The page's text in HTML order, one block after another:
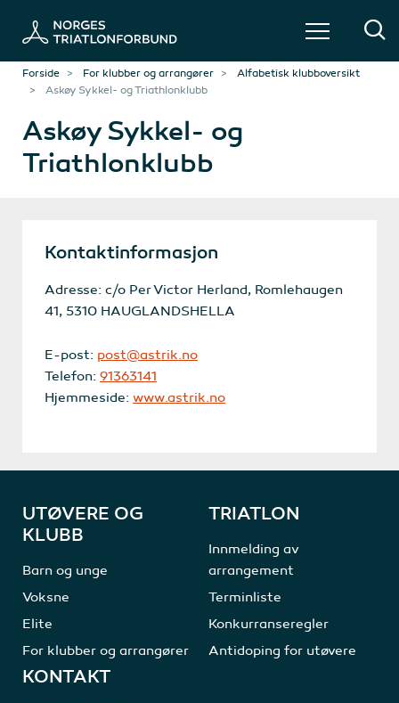
Forside For klubber og arrangører
Alfabetisk klubboversikt
Askøy Sykkel- og Triathlonklubb
Askøy Sykkel- og
Triathlonklubb
Kontaktinformasjon
Adresse: c/o Per Victor Herland, Romlehaugen
41, 5310 HAUGLANDSHELLA
E-post: post@astrik.no
Telefon: 91363141
Hjemmeside: www.astrik.no
UTØVERE OG
KLUBB
Barn og unge
Voksne
Elite
For klubber og arrangører
TRIATLON
Innmelding av
arrangement
Terminliste
Konkurranseregler
Antidoping for utøvere
KONTAKT